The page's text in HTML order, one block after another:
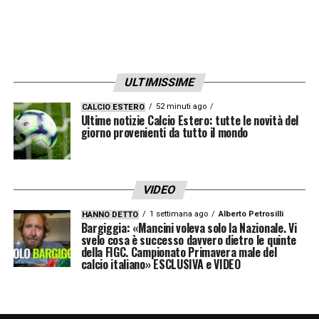
LA PLAYLIST DELLE NOSTRE TOP NEWS
ULTIMISSIME
CALCIO ESTERO 52 minuti ago
Ultime notizie Calcio Estero: tutte le novità del
giorno provenienti da tutto il mondo
VIDEO
HANNO DETTO 1 settimana ago Alberto Petrosilli
Bargiggia: «Mancini voleva solo la Nazionale. Vi
svelo cosa è successo davvero dietro le quinte
della FIGC. Campionato Primavera male del
calcio italiano» ESCLUSIVA e VIDEO